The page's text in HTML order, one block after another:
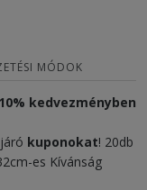
MÓDOK
kedvezményben
kuponokat! 20db
es Kívánság